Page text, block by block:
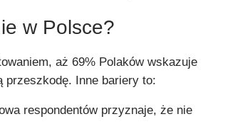
w Polsce?
aż 69% Polaków wskazuje
przeszkodę. Inne bariery to:
respondentów przyznaje, że nie